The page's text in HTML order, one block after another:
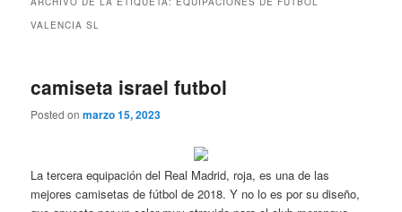
VALENCIA SL
camiseta israel futbol
Posted onmarzo 15, 2023
La tercera equipación del Real Madrid, roja, es una de las
mejores camisetas de fútbol de 2018. Y no lo es por su diseño,